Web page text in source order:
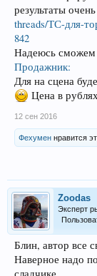
результаты
threads/ТС-для-
842
Надеюсь сможем
Продажник:
Для на сцена
Цена в
12 сен 2016
Фехумен нравится
Zoodas
Эксперт
Блин, автор все
Наверное надо